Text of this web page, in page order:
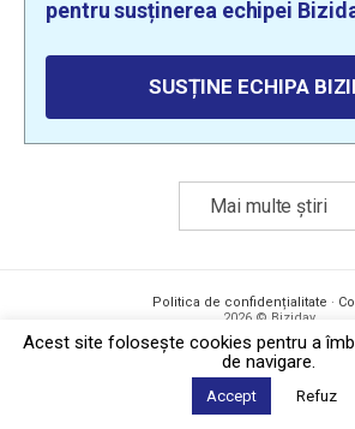
pentru susținerea echipei
SUSȚINE ECHIPA
Mai multe știri
Politica de confidențialitate ·
2026 © Biziday
Acest site foloseşte cookies pentru a
de navigare.
Accept Refuz